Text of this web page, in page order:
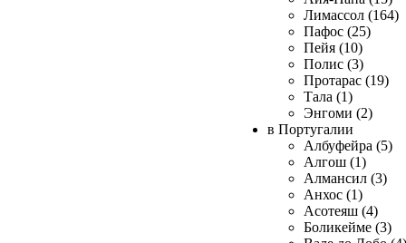
Лимассол (164)
Пафос (25)
Пейя (10)
Полис (3)
Протарас (19)
Тала (1)
Энгоми (2)
в Португалии
Албуфейра (5)
Алгош (1)
Алмансил (3)
Анхос (1)
Асотеяш (4)
Боликейме (3)